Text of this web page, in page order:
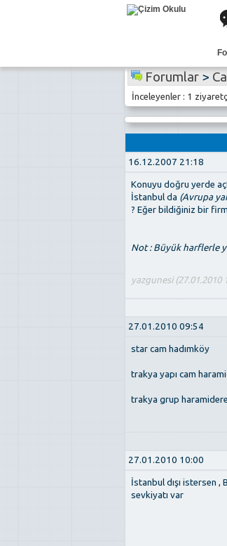
Forumlar>
İnceleyenler : 1
16.12.2007 21:18
Konuyu doğru yerde
İstanbul da (Avrupa
? Eğer bildiğiniz bir
Not : Büyük harflerle
yazgunesi (27.01.2010
27.01.2010 09:54
star cam hadımköy
trakya yapı cam
trakya grup
27.01.2010 10:00
İstanbul dışı istersen
sevkiyatı var